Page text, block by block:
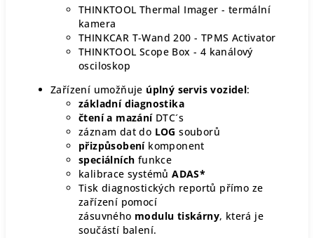
THINKTOOL Thermal Imager - termální
kamera
THINKCAR T-Wand 200 - TPMS Activator
THINKTOOL Scope Box - 4 kanálový
osciloskop
Zařízení umožňuje úplný servis vozidel:
základní diagnostika
čtení a mazání DTC´s
záznam dat do LOG souborů
přizpůsobeníkomponent
speciálních funkce
kalibrace systémůADAS*
Tisk diagnostických reportů přímo ze
zařízení pomocí
zásuvného modulu tiskárny, která je
součástí balení.